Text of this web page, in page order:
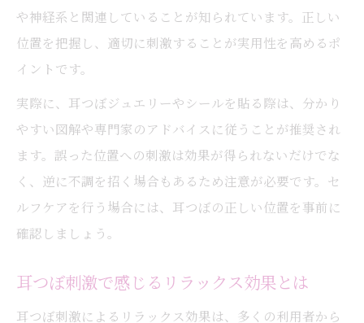
や神経系と関連していることが知られています。正しい
位置を把握し、適切に刺激することが実用性を高めるポ
イントです。
実際に、耳つぼジュエリーやシールを貼る際は、分かり
やすい図解や専門家のアドバイスに従うことが推奨され
ます。誤った位置への刺激は効果が得られないだけでな
く、逆に不調を招く場合もあるため注意が必要です。セ
ルフケアを行う場合には、耳つぼの正しい位置を事前に
確認しましょう。
耳つぼ刺激で感じるリラックス効果とは
耳つぼ刺激によるリラックス効果は、多くの利用者から